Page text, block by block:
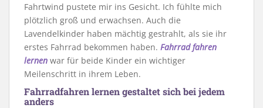
Fahrtwind pustete mir ins Gesicht. Ich fühlte mich
plötzlich groß und erwachsen. Auch die
Lavendelkinder haben mächtig gestrahlt, als sie ihr
erstes Fahrrad bekommen haben. Fahrrad fahren
lernen war für beide Kinder ein wichtiger
Meilenschritt in ihrem Leben.
Fahrradfahren lernen gestaltet sich bei jedem
anders